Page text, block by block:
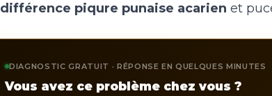
différence piqure punaise acarien et
DIAGNOSTIC GRATUIT · RÉPONSE EN QUELQUES MINUTES
Vous avez ce problème chez vous ?